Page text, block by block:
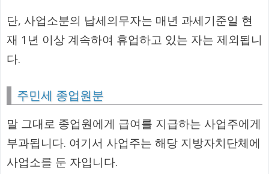
단, 사업소분의 납세의무자는 매년 과세기준일 현
재 1년 이상 계속하여 휴업하고 있는 자는 제외됩니
다.
주민세 종업원분
말 그대로 종업원에게 급여를 지급하는 사업주에게
부과됩니다. 여기서 사업주는 해당 지방자치단체에
사업소를 둔 자입니다.